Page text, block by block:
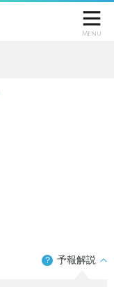

Menu
？ 予報解説